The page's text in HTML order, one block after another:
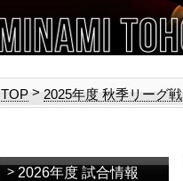
TOP> 2025年度 秋季リーグ戦
2026年度 試合情報